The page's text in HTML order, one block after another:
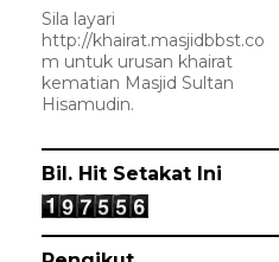
Sila layari
http://khairat.masjidbbst.co
m untuk urusan khairat
kematian Masjid Sultan
Hisamudin.
Bil. Hit Setakat Ini